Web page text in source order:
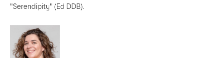
"Serendipity" (Ed DDB).